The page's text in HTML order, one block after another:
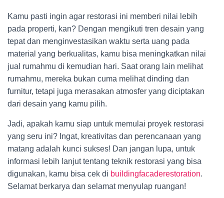
Kamu pasti ingin agar restorasi ini memberi nilai lebih
pada properti, kan? Dengan mengikuti tren desain yang
tepat dan menginvestasikan waktu serta uang pada
material yang berkualitas, kamu bisa meningkatkan nilai
jual rumahmu di kemudian hari. Saat orang lain melihat
rumahmu, mereka bukan cuma melihat dinding dan
furnitur, tetapi juga merasakan atmosfer yang diciptakan
dari desain yang kamu pilih.
Jadi, apakah kamu siap untuk memulai proyek restorasi
yang seru ini? Ingat, kreativitas dan perencanaan yang
matang adalah kunci sukses! Dan jangan lupa, untuk
informasi lebih lanjut tentang teknik restorasi yang bisa
digunakan, kamu bisa cek di buildingfacaderestoration.
Selamat berkarya dan selamat menyulap ruangan!